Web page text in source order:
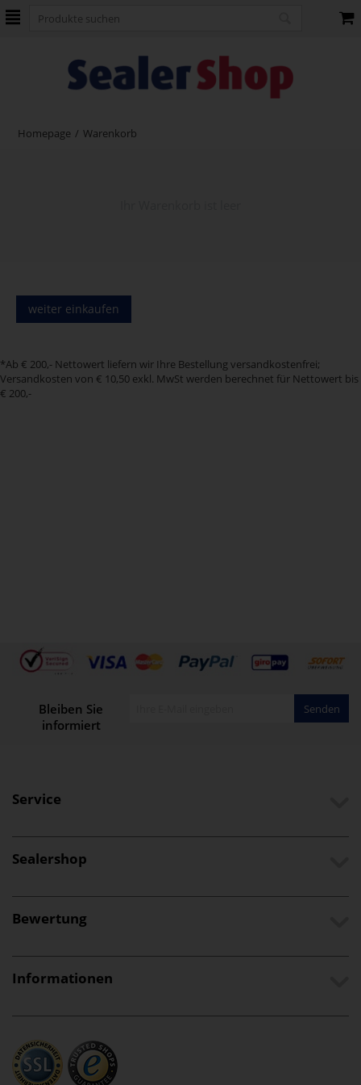
Homepage / Warenkorb
weiter einkaufen
*Ab € 200,- Nettowert liefern wir Ihre Bestellung versandkostenfrei;
Versandkosten von € 10,50 exkl. MwSt werden berechnet für Nettowert bis
€ 200,-
Bleiben Sie
informiert
Senden
Service
Sealershop
Bewertung
Informationen